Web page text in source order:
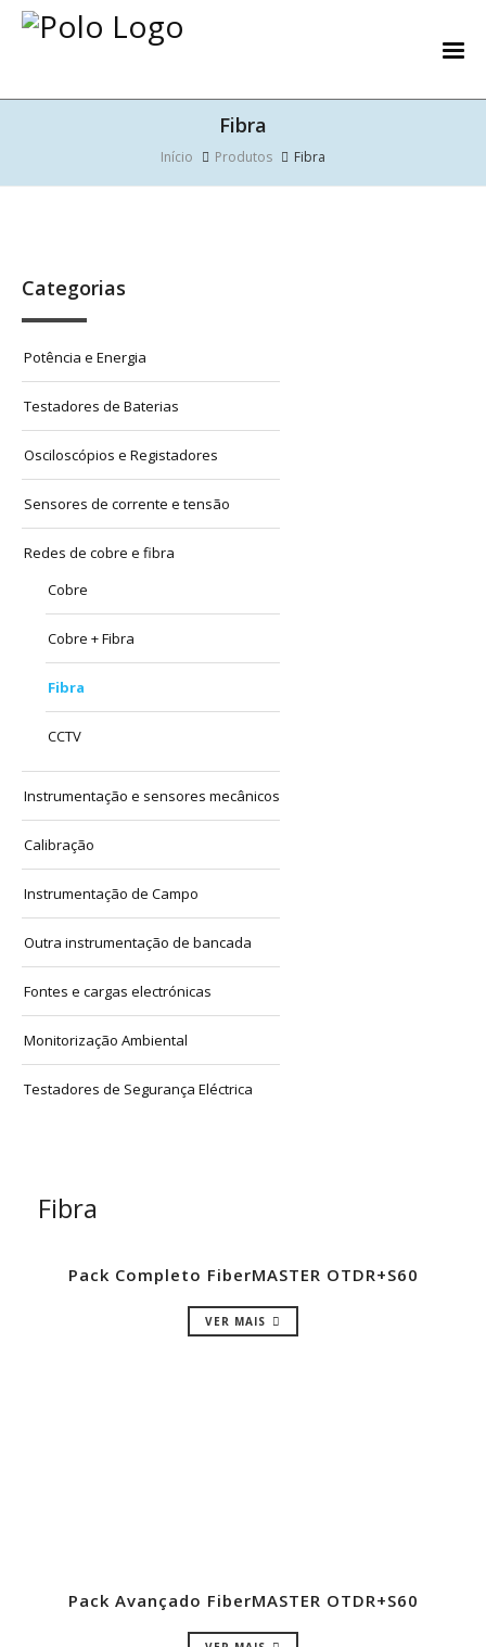
Fibra
Início Produtos Fibra
Categorias
Potência e Energia
Testadores de Baterias
Osciloscópios e Registadores
Sensores de corrente e tensão
Redes de cobre e fibra
Cobre
Cobre + Fibra
Fibra
CCTV
Instrumentação e sensores mecânicos
Calibração
Instrumentação de Campo
Outra instrumentação de bancada
Fontes e cargas electrónicas
Monitorização Ambiental
Testadores de Segurança Eléctrica
Fibra
Pack Completo FiberMASTER OTDR+S60
VER MAIS
Pack Avançado FiberMASTER OTDR+S60